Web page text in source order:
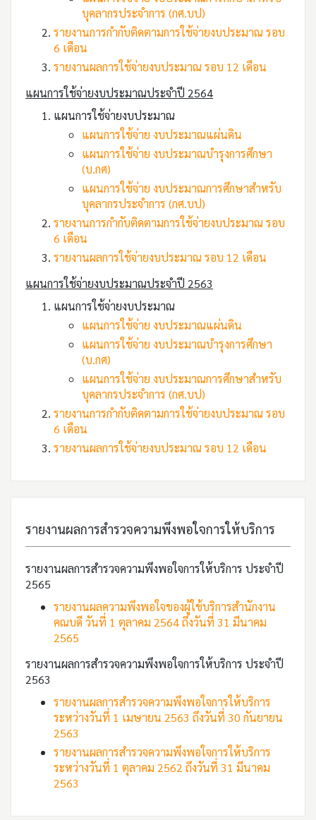
บุคลากรประจำการ (กศ.บป)
รายงานการกำกับติดตามการใช้จ่ายงบประมาณ รอบ
6 เดือน
รายงานผลการใช้จ่ายงบประมาณ รอบ 12 เดือน
แผนการใช้จ่ายงบประมาณประจำปี 2564
แผนการใช้จ่ายงบประมาณ
แผนการใช้จ่าย งบประมาณแผ่นดิน
แผนการใช้จ่าย งบประมาณบำรุงการศึกษา
(บ.กศ)
แผนการใช้จ่าย งบประมาณการศึกษาสำหรับ
บุคลากรประจำการ (กศ.บป)
รายงานการกำกับติดตามการใช้จ่ายงบประมาณ รอบ
6 เดือน
รายงานผลการใช้จ่ายงบประมาณ รอบ 12 เดือน
แผนการใช้จ่ายงบประมาณประจำปี 2563
แผนการใช้จ่ายงบประมาณ
แผนการใช้จ่าย งบประมาณแผ่นดิน
แผนการใช้จ่าย งบประมาณบำรุงการศึกษา
(บ.กศ)
แผนการใช้จ่าย งบประมาณการศึกษาสำหรับ
บุคลากรประจำการ (กศ.บป)
รายงานการกำกับติดตามการใช้จ่ายงบประมาณ รอบ
6 เดือน
รายงานผลการใช้จ่ายงบประมาณ รอบ 12 เดือน
รายงานผลการสำรวจความพึงพอใจการให้บริการ
รายงานผลการสำรวจความพึงพอใจการให้บริการ ประจำปี
2565
รายงานผลความพึงพอใจของผู้ใช้บริการสำนักงาน
คณบดี วันที่ 1 ตุลาคม 2564 ถึงวันที่ 31 มีนาคม
2565
รายงานผลการสำรวจความพึงพอใจการให้บริการ ประจำปี
2563
รายงานผลการสำรวจความพึงพอใจการให้บริการ
ระหว่างวันที่ 1 เมษายน 2563 ถึงวันที่ 30 กันยายน
2563
รายงานผลการสำรวจความพึงพอใจการให้บริการ
ระหว่างวันที่ 1 ตุลาคม 2562 ถึงวันที่ 31 มีนาคม
2563